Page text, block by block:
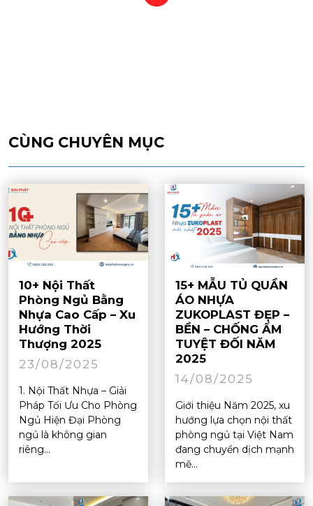
CÙNG CHUYÊN MỤC
10+ Nội Thất
Phòng Ngủ Bằng
Nhựa Cao Cấp – Xu
Hướng Thời
Thượng 2025
23/08/2025
1. Nội Thất Nhựa – Giải
Pháp Tối Ưu Cho Phòng
Ngủ Hiện Đại Phòng
ngủ là không gian
riêng...
15+ MẪU TỦ QUẦN
ÁO NHỰA
ZUKOPLAST ĐẸP –
BỀN – CHỐNG ẨM
TUYỆT ĐỐI NĂM
2025
14/08/2025
Giới thiệu Năm 2025, xu
hướng lựa chọn nội thất
phòng ngủ tại Việt Nam
đang chuyển dịch mạnh
mẽ...